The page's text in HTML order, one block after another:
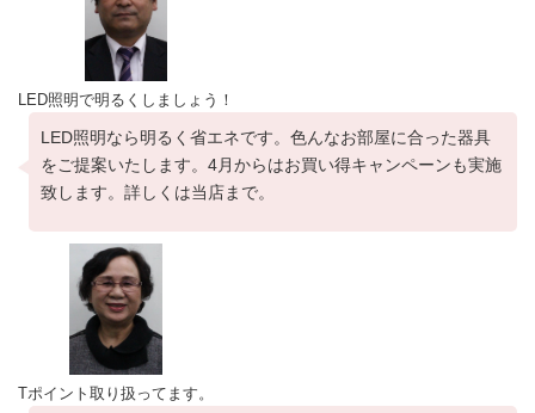
LED照明で明るくしましょう！
LED照明なら明るく省エネです。色んなお部屋に合った器具
をご提案いたします。4月からはお買い得キャンペーンも実施
致します。詳しくは当店まで。
Tポイント取り扱ってます。